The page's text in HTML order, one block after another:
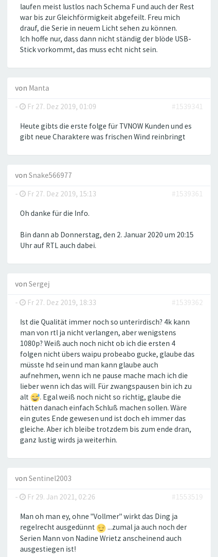
laufen meist lustlos nach Schema F und auch der Rest
war bis zur Gleichförmigkeit abgefeilt. Freu mich
drauf, die Serie in neuem Licht sehen zu können.
Ich hoffe nur, dass dann nicht ständig der blöde USB-
Stick vorkommt, das muss echt nicht sein.
von Manta
-
Fr 27. Dez 2019, 01:09 #1539341
Heute gibts die erste folge für TVNOW Kunden und es
gibt neue Charaktere was frischen Wind reinbringt
von Snake566977
-
Fr 27. Dez 2019, 15:13 #1539361
Oh danke für die Info.
Bin dann ab Donnerstag, den 2. Januar 2020 um 20:15
Uhr auf RTL auch dabei.
von Sergej
-
Fr 27. Dez 2019, 18:33 #1539362
Ist die Qualität immer noch so unterirdisch? 4k kann
man von rtl ja nicht verlangen, aber wenigstens
1080p? Weiß auch noch nicht ob ich die ersten 4
folgen nicht übers waipu probeabo gucke, glaube das
müsste hd sein und man kann glaube auch
aufnehmen, wenn ich ne pause mache mach ich die
lieber wenn ich das will. Für zwangspausen bin ich zu
alt
. Egal weiß noch nicht so richtig, glaube die
hätten danach einfach Schluß machen sollen. Wäre
ein gutes Ende gewesen und ist doch eh immer das
gleiche. Aber ich bleibe trotzdem bis zum ende dran,
ganz lustig wirds ja weiterhin.
von Sentinel2003
-
Fr 29. Jan 2021, 02:26 #1553519
Man oh man ey, ohne "Vollmer" wirkt das Ding ja
regelrecht ausgedünnt
...zumal ja auch noch der
Serien Mann von Nadine Wrietz anscheinend auch
ausgestiegen ist!